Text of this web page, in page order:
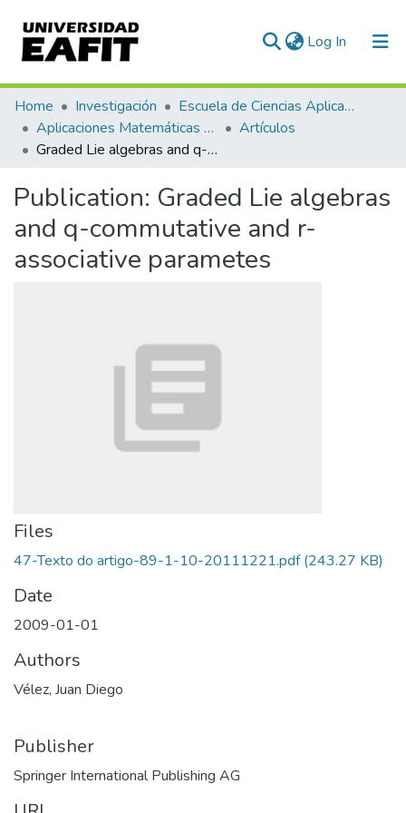
Log In (current)
Communities & Collections
All of DSpace
Home Investigación
Escuela de Ciencias Aplicadas e Ingeniería
Aplicaciones Matemáticas en Ciencias e Ingeniería
Artículos
Graded Lie algebras and q-commutative and r-associative parametes
Publication: Graded Lie algebras
and q-commutative and r-
associative parametes
Files
47-Texto do artigo-89-1-10-20111221.pdf(243.27 KB)
Date
2009-01-01
Authors
Vélez, Juan Diego
Publisher
Springer International Publishing AG